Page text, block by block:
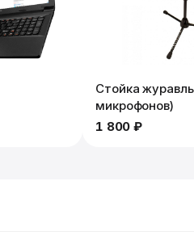
Стойка
микрофонов)
1 800 ₽